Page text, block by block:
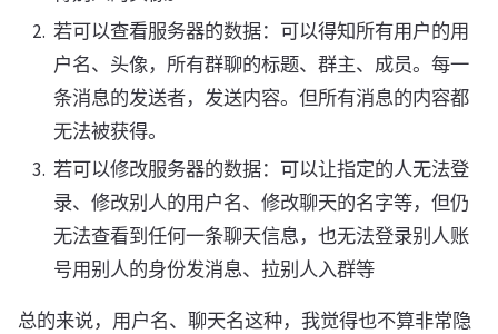
若可以查看服务器的数据：可以得知所有用户的用
户名、头像，所有群聊的标题、群主、成员。每一
条消息的发送者，发送内容。但所有消息的内容都
无法被获得。
若可以修改服务器的数据：可以让指定的人无法登
录、修改别人的用户名、修改聊天的名字等，但仍
无法查看到任何一条聊天信息，也无法登录别人账
号用别人的身份发消息、拉别人入群等
总的来说，用户名、聊天名这种，我觉得也不算非常隐